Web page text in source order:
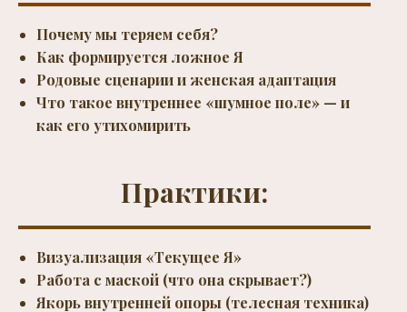
Почему мы теряем себя?
Как формируется ложное Я
Родовые сценарии и женская адаптация
Что такое внутреннее «шумное поле» — и
как его утихомирить
Практики:
Визуализация «Текущее Я»
Работа с маской (что она скрывает?)
Якорь внутренней опоры (телесная техника)